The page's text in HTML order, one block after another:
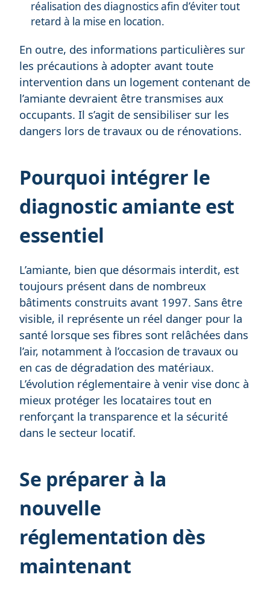
réalisation des diagnostics afin d’éviter tout
retard à la mise en location.
En outre, des informations particulières sur
les précautions à adopter avant toute
intervention dans un logement contenant de
l’amiante devraient être transmises aux
occupants. Il s’agit de sensibiliser sur les
dangers lors de travaux ou de rénovations.
Pourquoi intégrer le
diagnostic amiante est
essentiel
L’amiante, bien que désormais interdit, est
toujours présent dans de nombreux
bâtiments construits avant 1997. Sans être
visible, il représente un réel danger pour la
santé lorsque ses fibres sont relâchées dans
l’air, notamment à l’occasion de travaux ou
en cas de dégradation des matériaux.
L’évolution réglementaire à venir vise donc à
mieux protéger les locataires tout en
renforçant la transparence et la sécurité
dans le secteur locatif.
Se préparer à la
nouvelle
réglementation dès
maintenant